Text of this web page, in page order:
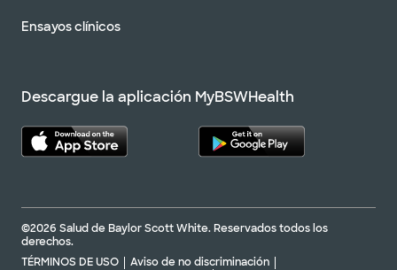
Ensayos clínicos
Descargue la aplicación MyBSWHealth
©2026 Salud de Baylor Scott White. Reservados todos los
derechos.
TÉRMINOS DE USO
Aviso de no discriminación